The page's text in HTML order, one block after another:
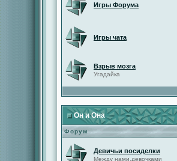
Игры Форума
Игры чата
Взрыв мозга
Угадайка
Он и Она
Форум
Девичьи посиделки
Между нами,девочками